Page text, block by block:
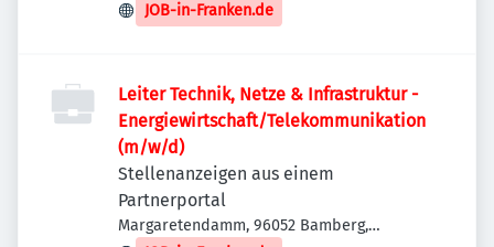
JOB-in-Franken.de
Leiter Technik, Netze & Infrastruktur -
Energiewirtschaft/Telekommunikation
(m/w/d)
Stellenanzeigen aus einem
Partnerportal
Margaretendamm, 96052 Bamberg,